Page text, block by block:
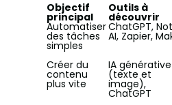
Objectif
principal
Outils à
découvrir
Automatiser
des tâches
simples
ChatGPT,
AI, Zapier,
Créer du
contenu
plus vite
IA générative
(texte et
image),
ChatGPT